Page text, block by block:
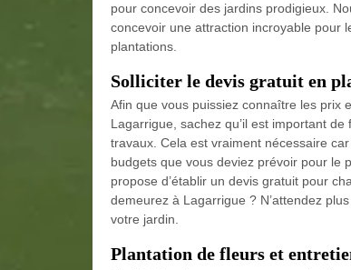
pour concevoir des jardins prodigieux.
concevoir une attraction incroyable pour
plantations.
Solliciter le devis gratuit en
Afin que vous puissiez connaître les prix
Lagarrigue, sachez qu’il est important
travaux. Cela est vraiment nécessaire
budgets que vous deviez prévoir pour le
propose d’établir un devis gratuit pour
demeurez à Lagarrigue ? N’attendez
votre jardin.
Plantation de fleurs et